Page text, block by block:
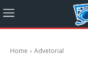
Home Advetorial